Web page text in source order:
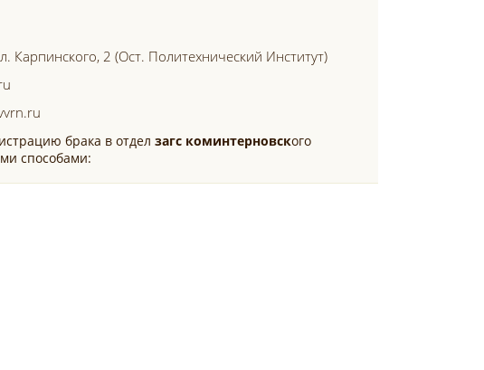
Карпинского, 2 (ост. Политехнический Институт)
брака в отделзагс коминтерновского
способами: